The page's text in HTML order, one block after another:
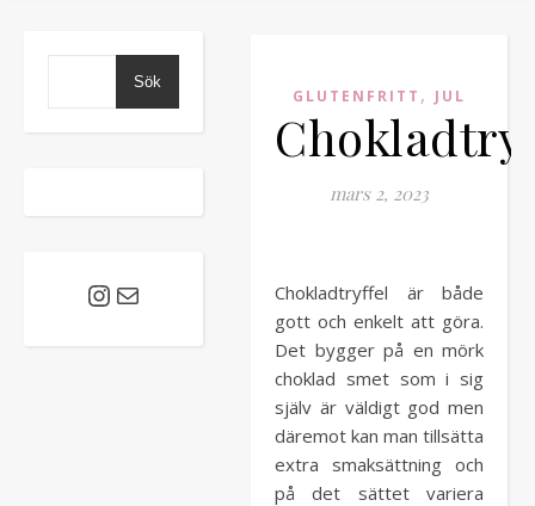
Sök
Instagram
E-post
GLUTENFRITT , JUL
mars 2, 2023
Chokladtryffel är både
gott och enkelt att göra.
Det bygger på en mörk
choklad smet som i sig
själv är väldigt god men
däremot kan man tillsätta
extra smaksättning och
på det sättet variera